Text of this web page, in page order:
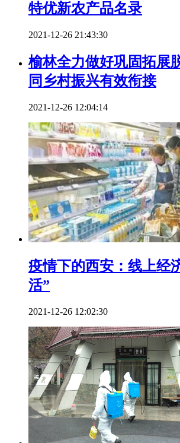
特优新农产品名录
2021-12-26 21:43:30
榆林全力做好巩固拓展
同乡村振兴有效衔接
2021-12-26 12:04:14
疫情下的西安：线上经
活”
2021-12-26 12:02:30